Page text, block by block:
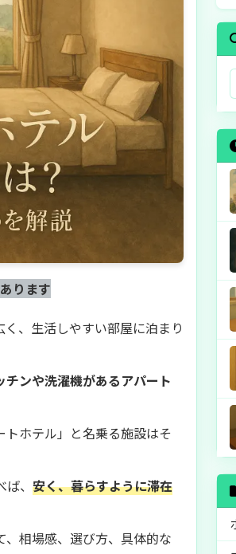
ります
、生活しやすい部屋に泊まり
チンや洗濯機があるアパート
ホテル」と名乗る施設はそ
、 安く、暮らすように滞在
相場感、選び方、具体的な